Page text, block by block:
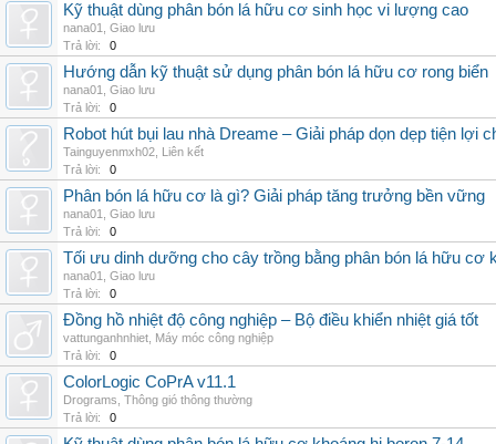
Kỹ thuật dùng phân bón lá hữu cơ sinh học vi lượng cao
nana01
Giao lưu
Trả lời:
0
Hướng dẫn kỹ thuật sử dụng phân bón lá hữu cơ rong biển
nana01
Giao lưu
Trả lời:
0
Robot hút bụi lau nhà Dreame – Giải pháp dọn dẹp tiện lợi
Tainguyenmxh02 Liên kết
Trả lời:
0
Phân bón lá hữu cơ là gì? Giải pháp tăng trưởng bền vững
nana01
Giao lưu
Trả lời:
0
Tối ưu dinh dưỡng cho cây trồng bằng phân bón lá hữu cơ
nana01
Giao lưu
Trả lời:
0
Đồng hồ nhiệt độ công nghiệp – Bộ điều khiển nhiệt giá tốt
vattunganhnhiet Máy móc công nghiệp
Trả lời:
0
ColorLogic CoPrA v11.1
Drograms Thông gió thông thường
Trả lời:
0